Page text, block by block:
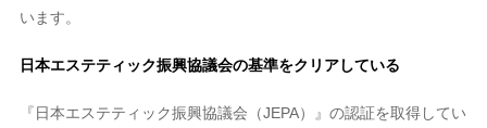
います。
日本エステティック振興協議会の基準をクリアしている
『日本エステティック振興協議会（JEPA）』の認証を取得してい